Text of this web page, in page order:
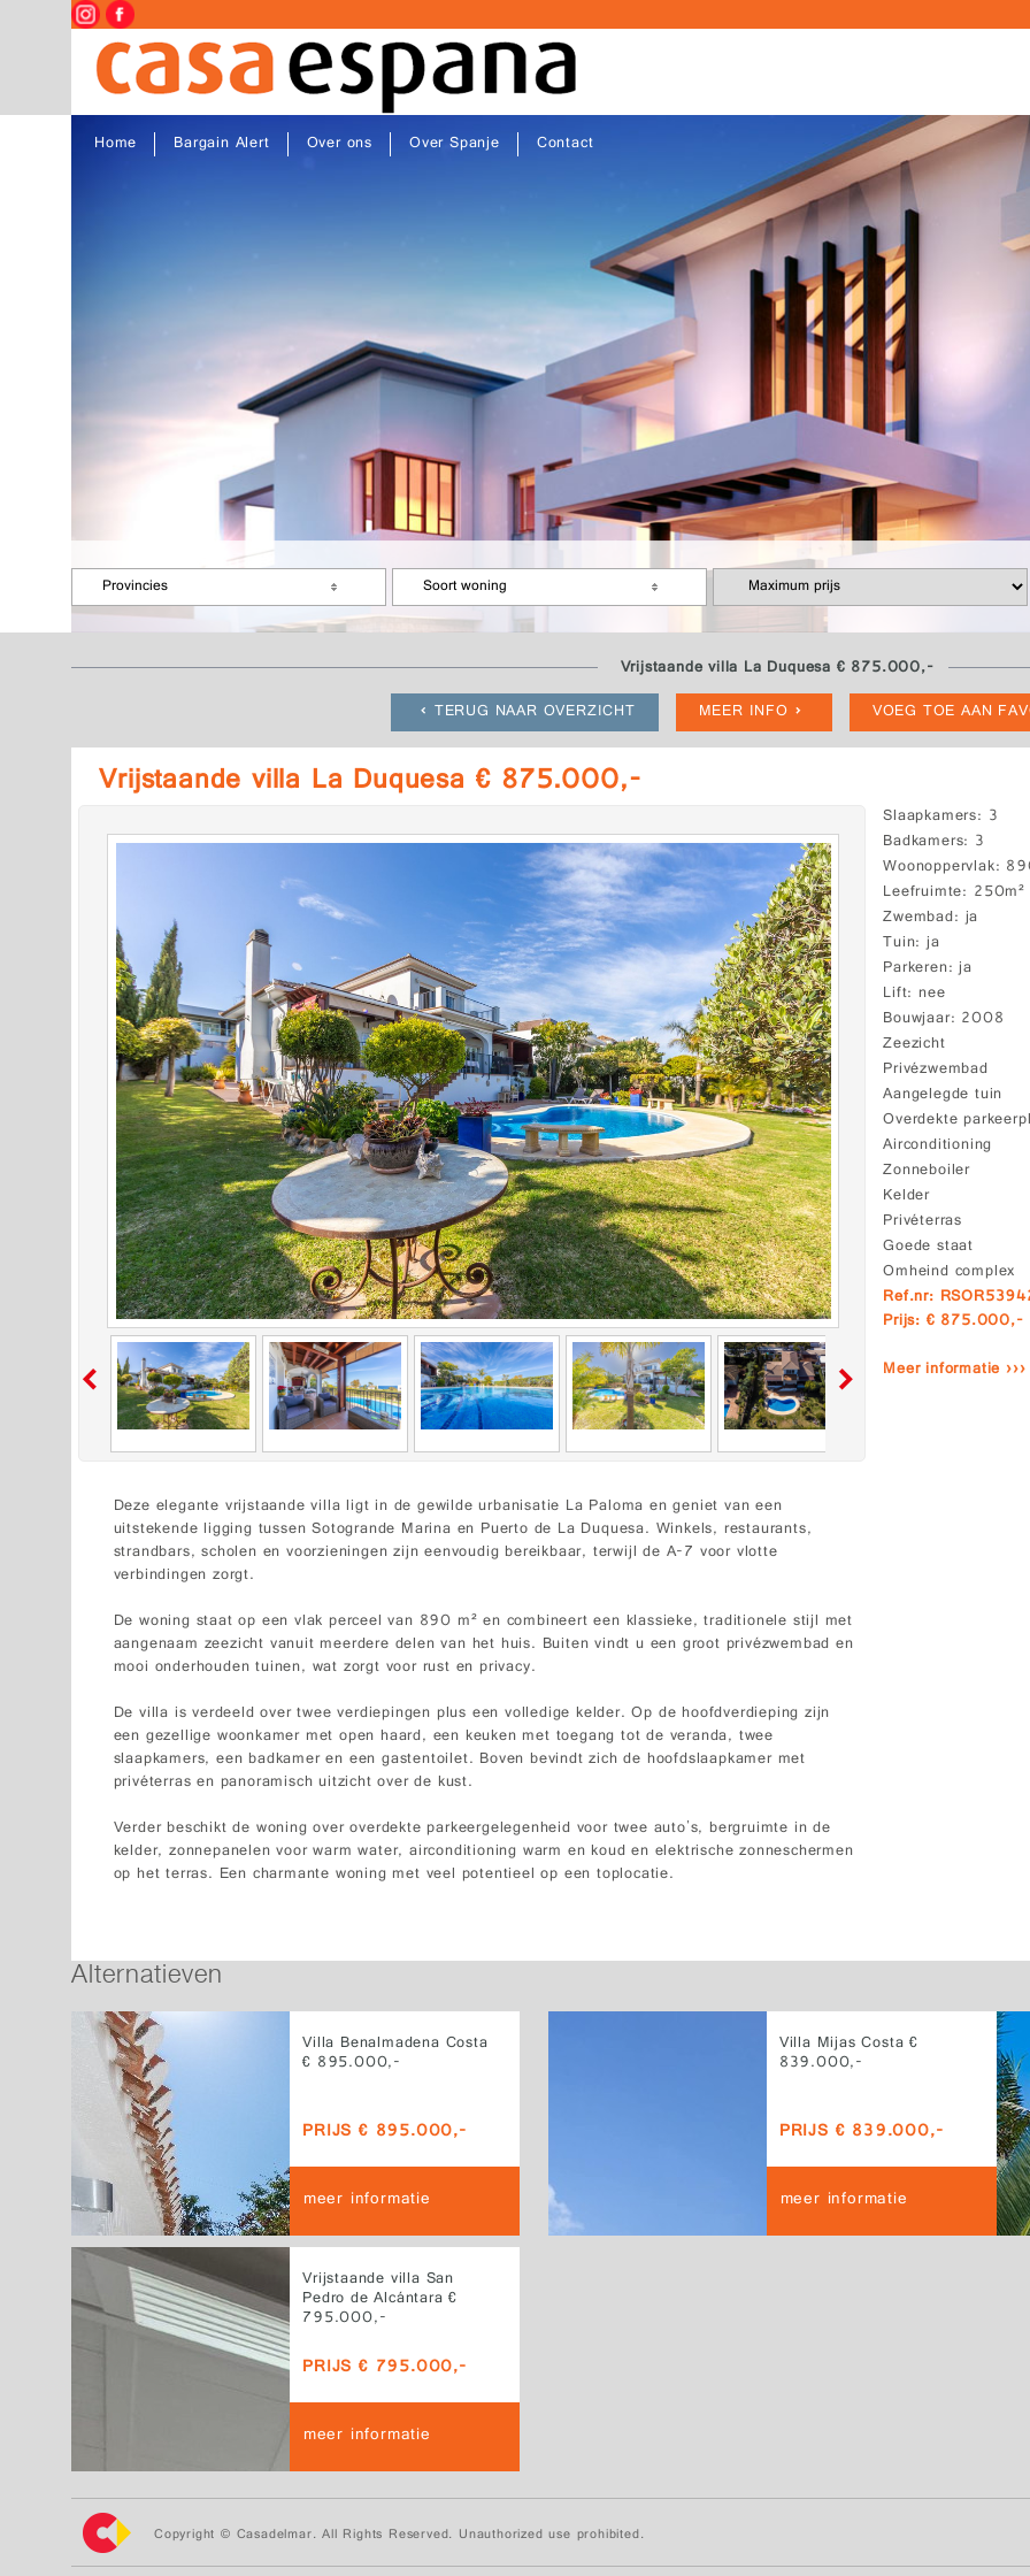
Home Bargain Alert Over ons Over Spanje Contact
Provincies Soort woning
Vrijstaande villa La Duquesa € 875.000,-
TERUG NAAR OVERZICHT
MEER INFO VOEG TOE AAN
Vrijstaande villa La Duquesa € 875.000,-
Slaapkamers 3
Badkamers 3
Woonoppervlak
Leefruimte 250m²
Zwembad ja
Tuin ja
Parkeren ja
Lift nee
Bouwjaar 2008
Zeezicht
Privézwembad
Aangelegde tuin
Overdekte
Airconditioning
Zonneboiler
Kelder
Privéterras
Goede staat
Omheind complex
Ref.nr:
Prijs: € 875.000,-
Meer informatie ›››
Deze elegante vrijstaande villa ligt in de gewilde urbanisatie La Paloma en geniet van een
uitstekende ligging tussen Sotogrande Marina en Puerto de La Duquesa. Winkels, restaurants,
strandbars, scholen en voorzieningen zijn eenvoudig bereikbaar, terwijl de A-7 voor vlotte
verbindingen zorgt.
De woning staat op een vlak perceel van 890 m² en combineert een klassieke, traditionele stijl met
aangenaam zeezicht vanuit meerdere delen van het huis. Buiten vindt u een groot privézwembad en
mooi onderhouden tuinen, wat zorgt voor rust en privacy.
De villa is verdeeld over twee verdiepingen plus een volledige kelder. Op de hoofdverdieping zijn
een gezellige woonkamer met open haard, een keuken met toegang tot de veranda, twee
slaapkamers, een badkamer en een gastentoilet. Boven bevindt zich de hoofdslaapkamer met
privéterras en panoramisch uitzicht over de kust.
Verder beschikt de woning over overdekte parkeergelegenheid voor twee auto's, bergruimte in de
kelder, zonnepanelen voor warm water, airconditioning warm en koud en elektrische zonneschermen
op het terras. Een charmante woning met veel potentieel op een toplocatie.
Alternatieven
Villa Benalmadena Costa
€ 895.000,-
PRIJS € 895.000,-
meer informatie
Villa Mijas Costa €
839.000,-
PRIJS € 839.000,-
meer informatie
Vrijstaande villa San
Pedro de Alcántara €
795.000,-
PRIJS € 795.000,-
meer informatie
Copyright © Casadelmar. All Rights Reserved. Unauthorized use prohibited.